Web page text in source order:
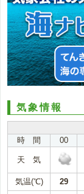
気象情報
時 間
00
天 気
気温(℃) 29